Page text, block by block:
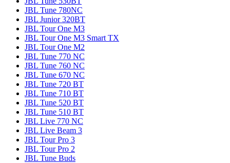
JBL Tune 780NC
JBL Junior 320BT
JBL Tour One M3
JBL Tour One M3 Smart TX
JBL Tour One M2
JBL Tune 770 NC
JBL Tune 760 NC
JBL Tune 670 NC
JBL Tune 720 BT
JBL Tune 710 BT
JBL Tune 520 BT
JBL Tune 510 BT
JBL Live 770 NC
JBL Live Beam 3
JBL Tour Pro 3
JBL Tour Pro 2
JBL Tune Buds